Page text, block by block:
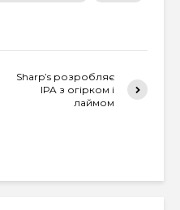
Sharp’s розробляє
IPA з огірком і
лаймом